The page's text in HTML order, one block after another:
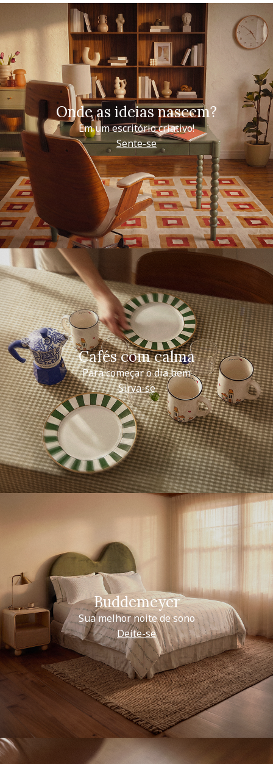
Onde as ideias nascem?
Em um escritório criativo!
Sente-se
Cafés com calma
Para começar o dia bem
Sirva-se
Buddemeyer
Sua melhor noite de sono
Deite-se